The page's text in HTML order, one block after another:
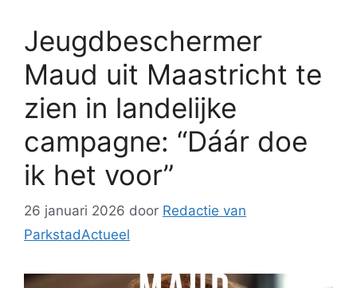
Jeugdbeschermer
Maud uit Maastricht te
zien in landelijke
campagne: “Dáár doe
ik het voor”
26 januari 2026 door Redactie van
ParkstadActueel